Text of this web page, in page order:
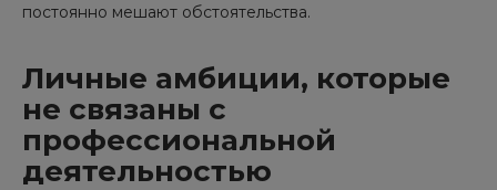
постоянно мешают обстоятельства.
Личные амбиции, которые
не связаны с
профессиональной
деятельностью